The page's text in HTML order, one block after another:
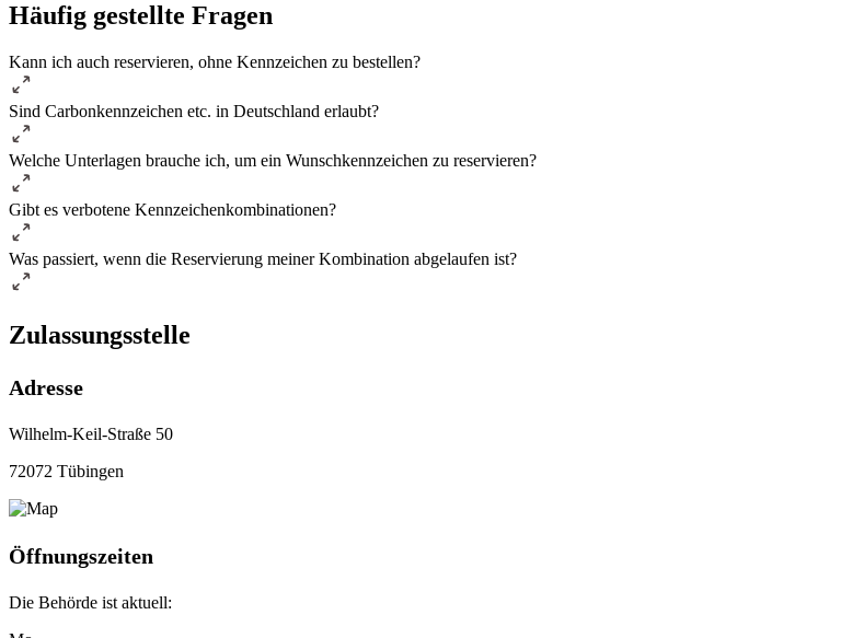
Häufig gestellte Fragen
Kann ich auch reservieren, ohne Kennzeichen zu bestellen?
Sind Carbonkennzeichen etc. in Deutschland erlaubt?
Welche Unterlagen brauche ich, um ein Wunschkennzeichen zu reservieren?
Gibt es verbotene Kennzeichenkombinationen?
Was passiert, wenn die Reservierung meiner Kombination abgelaufen ist?
Zulassungsstelle
Adresse
Wilhelm-Keil-Straße 50
72072 Tübingen
Öffnungszeiten
Die Behörde ist aktuell: